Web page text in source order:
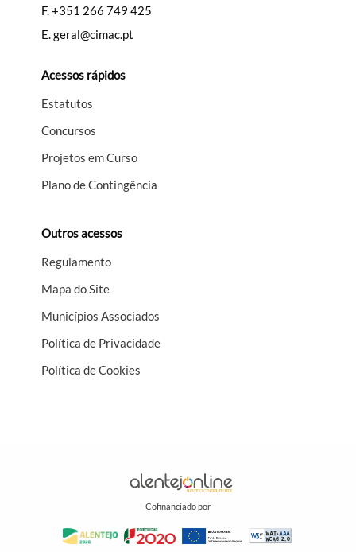
Categorias gerais
Filtros
F.+351 266 749 425
E.geral@cimac.pt
Acessos rápidos
Estatutos
Concursos
Projetos em Curso
Plano de Contingência
Outros acessos
Regulamento
Mapa do Site
Municípios Associados
Política de Privacidade
Política de Cookies
Cofinanciado por